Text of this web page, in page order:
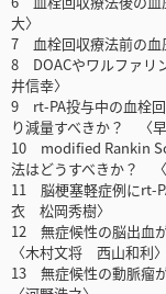
大〉
7 血栓回収療法前の血
8 DOACやワルファリ
井信幸〉
9 rt-PA投与中の血栓
り減量すべきか？ 〈
10 modified Rankin
法はどうすべきか？ 〈
11 脳梗塞軽症例にrt-
衣 松岡秀樹〉
12 無症候性の脳出血
〈木村文将 西山和利〉
13 無症候性の動脈瘤